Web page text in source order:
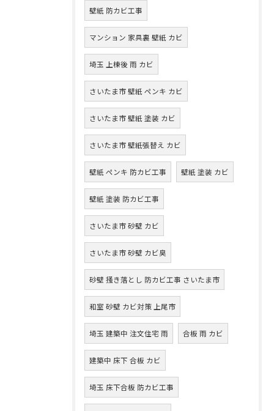
壁紙 防カビ工事
マンション 家具裏 壁紙 カビ
埼玉 上棟後 雨 カビ
さいたま市 壁紙 ペンキ カビ
さいたま市 壁紙 塗装 カビ
さいたま市 壁紙張替え カビ
壁紙 ペンキ 防カビ工事 壁紙 塗装 カビ
壁紙 塗装 防カビ工事
さいたま市 砂壁 カビ
さいたま市 砂壁 カビ臭
砂壁 掻き落とし 防カビ工事 さいたま市
和室 砂壁 カビ対策 上尾市
埼玉 建築中 注文住宅 雨 合板 雨 カビ
建築中 床下 合板 カビ
埼玉 床下合板 防カビ工事